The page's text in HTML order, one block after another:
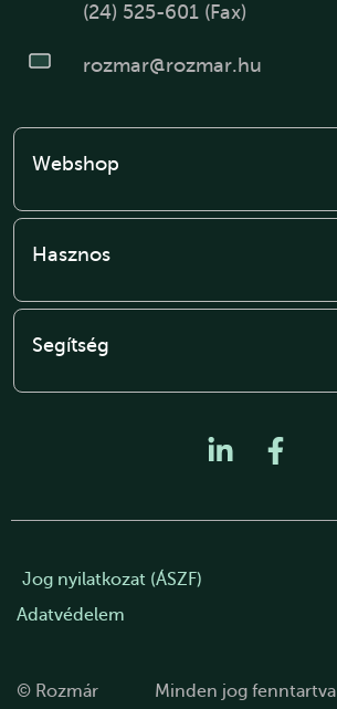
(24) 525-601 (Fax)
rozmar@rozmar.hu
Webshop
Hasznos
Segítség
© Rozmár Minden jog fenntartva
Jog nyilatkozat (ÁSZF)
Adatvédelem